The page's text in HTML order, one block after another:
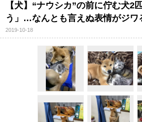
【犬】“ナウシカ”の前に佇む犬2
う」…なんとも言えぬ表情がジワ
2019-10-18